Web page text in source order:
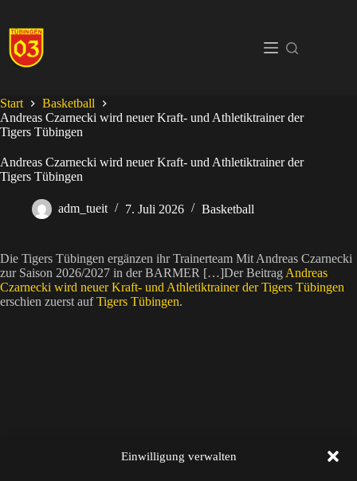
Einwilligung verwalten
springen
Start
Basketball
Andreas Czarnecki wird neuer Kraft- und Athletiktrainer der
Tigers Tübingen
Andreas Czarnecki wird neuer Kraft- und Athletiktrainer der
Tigers Tübingen
adm_tueit 7. Juli 2026 Basketball
Die Tigers Tübingen ergänzen ihr Trainerteam Mit Andreas Czarnecki
zur Saison 2026/2027 in der BARMER […]Der Beitrag Andreas
Czarnecki wird neuer Kraft- und Athletiktrainer der Tigers Tübingen
erschien zuerst aufTigers Tübingen.